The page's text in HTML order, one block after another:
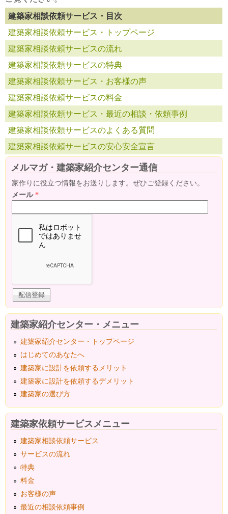
建築家相談依頼サービス・目次
建築家相談依頼サービス・トップページ
建築家相談依頼サービスの流れ
建築家相談依頼サービスの特典
建築家相談依頼サービス・お客様の声
建築家相談依頼サービスの料金
建築家相談依頼サービス・最近の相談・依頼事例
建築家相談依頼サービスのよくある質問
建築家相談依頼サービスの安心安全宣言
メルマガ・建築家紹介センター通信
家作りに役立つ情報をお送りします。ぜひご登録ください。
メール*
建築家紹介センター・メニュー
建築家紹介センター・トップページ
はじめてのあなたへ
建築家に設計を依頼するメリット
建築家に設計を依頼するデメリット
建築家の選び方
建築家依頼サービスメニュー
建築家相談依頼サービス
サービスの流れ
特典
料金
お客様の声
最近の相談依頼事例